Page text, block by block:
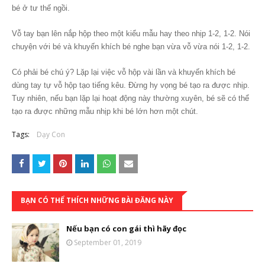
bé ở tư thế ngồi.
Vỗ tay bạn lên nắp hộp theo một kiểu mẫu hay theo nhịp 1-2, 1-2. Nói
chuyện với bé và khuyến khích bé nghe bạn vừa vỗ vừa nói 1-2, 1-2.
Có phải bé chú ý? Lặp lại việc vỗ hộp vài lần và khuyến khích bé
dùng tay tự vỗ hộp tạo tiếng kêu. Đừng hy vọng bé tạo ra được nhịp.
Tuy nhiên, nếu bạn lặp lại hoạt động này thường xuyên, bé sẽ có thể
tạo ra được những mẫu nhịp khi bé lớn hơn một chút.
Tags: Dạy Con
BẠN CÓ THỂ THÍCH NHỮNG BÀI ĐĂNG NÀY
Nếu bạn có con gái thì hãy đọc
September 01, 2019